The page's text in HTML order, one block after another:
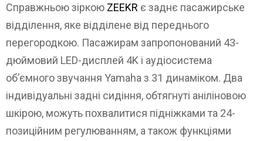
Справжньою зіркою ZEEKR є заднє пасажирське
відділення, яке відділене від переднього
перегородкою. Пасажирам запропонований 43-
дюймовий LED-дисплей 4K і аудіосистема
об’ємного звучання Yamaha з 31 динаміком. Два
індивідуальні задні сидіння, обтягнуті аніліновою
шкірою, можуть похвалитися підніжками та 24-
позиційним регулюванням, а також функціями